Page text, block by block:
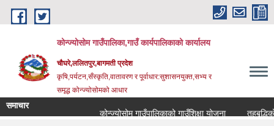
Skip to main content
कोन्ज्योसोम गाउँपालिका,गाउँ कार्यपालिकाको कार्यालय
चौघरे,ललितपुर,बागमती प्रदेश
कृषि,पर्यटन,सँस्कृति,वातावरण र पूर्वाधार:सुशासनयुक्त,सभ्य र
समृद्ध कोन्ज्योसोमको आधार
समाचार
कोन्ज्योसोम गाउँपालिकाको गाउँशिक्षा योजना